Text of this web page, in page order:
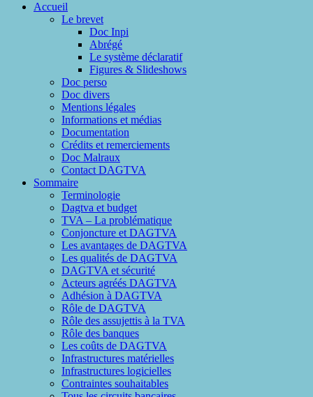
Accueil
Le brevet
Doc Inpi
Abrégé
Le système déclaratif
Figures & Slideshows
Doc perso
Doc divers
Mentions légales
Informations et médias
Documentation
Crédits et remerciements
Doc Malraux
Contact DAGTVA
Sommaire
Terminologie
Dagtva et budget
TVA – La problématique
Conjoncture et DAGTVA
Les avantages de DAGTVA
Les qualités de DAGTVA
DAGTVA et sécurité
Acteurs agréés DAGTVA
Adhésion à DAGTVA
Rôle de DAGTVA
Rôle des assujettis à la TVA
Rôle des banques
Les coûts de DAGTVA
Infrastructures matérielles
Infrastructures logicielles
Contraintes souhaitables